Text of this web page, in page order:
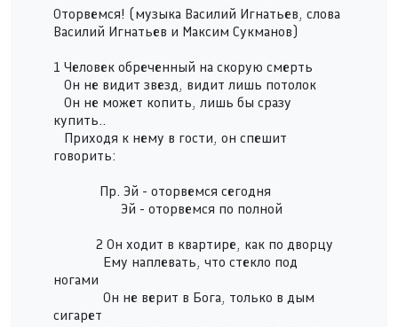
pause
Оторвемся! (музыка Василий Игнатьев, слова
Василий Игнатьев и Максим Сукманов)
1 Человек обреченный на скорую смерть
Он не видит звезд, видит лишь потолок
Он не может копить, лишь бы сразу
купить..
Приходя к нему в гости, он спешит
говорить:
Пр. Эй - оторвемся сегодня
Эй - оторвемся по полной
2 Он ходит в квартире, как по дворцу
Ему наплевать, что стекло под
ногами
Он не верит в Бога, только в дым
сигарет